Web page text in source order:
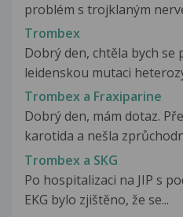
problém s trojklaným
Trombex
Dobrý den, chtěla bych se
leidenskou mutaci
Trombex a Fraxiparine
Dobrý den, mám dotaz.
karotida a nešla
Trombex a SKG
Po hospitalizaci na JIP s
EKG bylo zjištěno, že se...